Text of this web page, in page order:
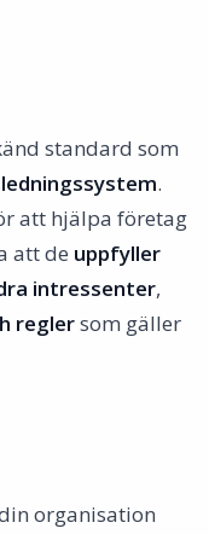
standard som
.
att hjälpa företag
att de uppfyller
intressenter,
reglersom gäller
organisation